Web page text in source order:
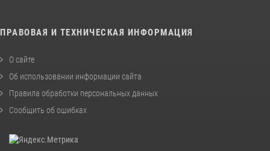
ПРАВОВАЯ И ТЕХНИЧЕСКАЯ ИНФОРМАЦИЯ
О сайте
Об использовании информации сайта
Правила обработки персональных данных
Сообщить об ошибках